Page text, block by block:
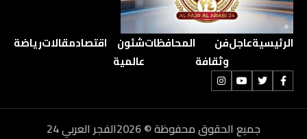
الرئيسيةعاجلفن
وثقافة
المحافظاتشئون
عالمية
اقتصادمقالاترياضة
جميع الحقوق محفوظة © 2026الفجر العربي 24